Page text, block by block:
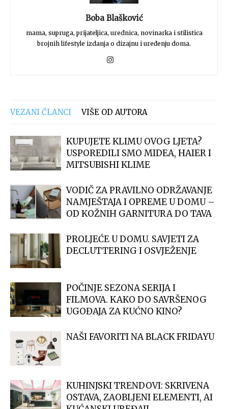
Boba Blašković
mama, supruga, prijateljica, urednica, novinarka i stilistica
brojnih lifestyle izdanja o dizajnu i uređenju doma.
VEZANI ČLANCI VIŠE OD AUTORA
KUPUJETE KLIMU OVOG LJETA?
USPOREDILI SMO MIDEA, HAIER I
MITSUBISHI KLIME
VODIČ ZA PRAVILNO ODRŽAVANJE
NAMJEŠTAJA I OPREME U DOMU –
OD KOŽNIH GARNITURA DO TAVA
PROLJEĆE U DOMU. SAVJETI ZA
DECLUTTERING I OSVJEŽENJE
POČINJE SEZONA SERIJA I
FILMOVA. KAKO DO SAVRŠENOG
UGOĐAJA ZA KUĆNO KINO?
NAŠI FAVORITI NA BLACK FRIDAYU
KUHINJSKI TRENDOVI: SKRIVENA
OSTAVA, ZAOBLJENI ELEMENTI, AI